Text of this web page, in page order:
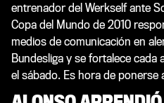
entrenador del Werkself ante
Copa del Mundo de 2010
medios de comunicación en
Bundesliga y se fortalece cada
el sábado. Es hora de ponerse